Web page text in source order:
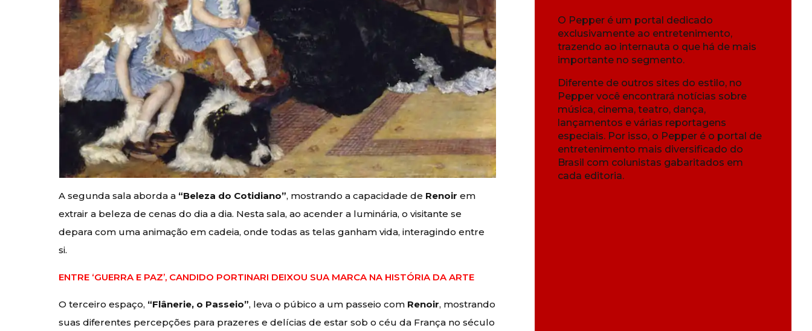
A segunda sala aborda a “Beleza do Cotidiano”, mostrando a capacidade de Renoir em
extrair a beleza de cenas do dia a dia. Nesta sala, ao acender a luminária, o visitante se
depara com uma animação em cadeia, onde todas as telas ganham vida, interagindo entre
si.
ENTRE ‘GUERRA E PAZ’, CANDIDO PORTINARI DEIXOU SUA MARCA NA HISTÓRIA DA ARTE
O terceiro espaço, “Flânerie, o Passeio”, leva o púbico a um passeio com Renoir, mostrando
suas diferentes percepções para prazeres e delícias de estar sob o céu da França no século
O Pepper é um portal dedicado
exclusivamente ao entretenimento,
trazendo ao internauta o que há de mais
importante no segmento.
Diferente de outros sites do estilo, no
Pepper você encontrará notícias sobre
música, cinema, teatro, dança,
lançamentos e várias reportagens
especiais. Por isso, o Pepper é o portal de
entretenimento mais diversificado do
Brasil com colunistas gabaritados em
cada editoria.